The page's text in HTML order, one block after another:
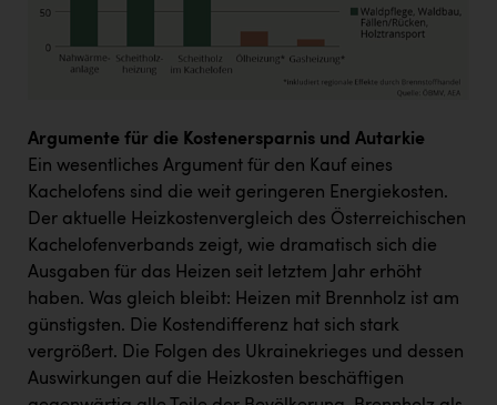
kontakt
Argumente für die Kostenersparnis und Autarkie
Ein wesentliches Argument für den Kauf eines
Kachelofens sind die weit geringeren Energiekosten.
Der aktuelle Heizkostenvergleich des Österreichischen
Kachelofenverbands zeigt, wie dramatisch sich die
Ausgaben für das Heizen seit letztem Jahr erhöht
haben. Was gleich bleibt: Heizen mit Brennholz ist am
günstigsten. Die Kostendifferenz hat sich stark
vergrößert. Die Folgen des Ukrainekrieges und dessen
Auswirkungen auf die Heizkosten beschäftigen